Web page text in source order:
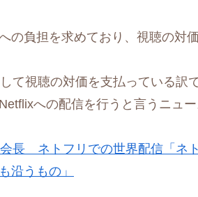
の負担を求めており、視聴の対
て視聴の対価を支払っている訳
への配信を行うと言うニュー
長 ネトフリでの世界配信「ネ
沿うもの」